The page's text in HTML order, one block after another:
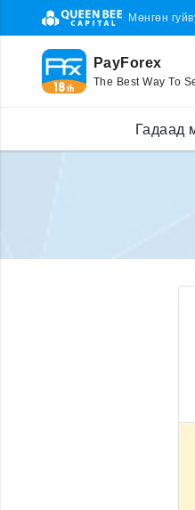
Мөнгөн
PayForex
The Best Way To
Гадаад
Гадаад улсаас утсаа